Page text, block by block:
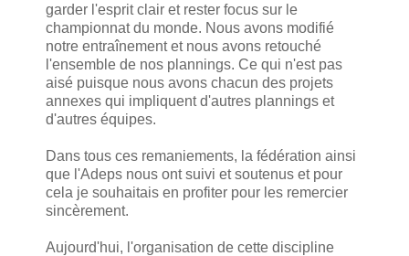
garder l'esprit clair et rester focus sur le
championnat du monde. Nous avons modifié
notre entraînement et nous avons retouché
l'ensemble de nos plannings. Ce qui n'est pas
aisé puisque nous avons chacun des projets
annexes qui impliquent d'autres plannings et
d'autres équipes.
Dans tous ces remaniements, la fédération ainsi
que l'Adeps nous ont suivi et soutenus et pour
cela je souhaitais en profiter pour les remercier
sincèrement.
Aujourd'hui, l'organisation de cette discipline